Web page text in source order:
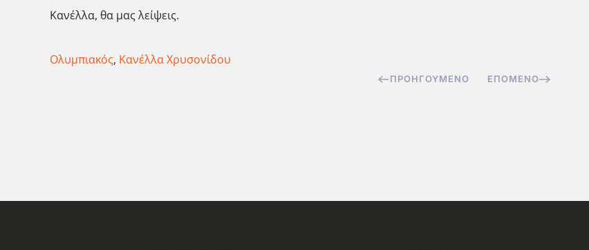
Κανέλλα, θα μας λείψεις.
Ολυμπιακός, Κανέλλα Χρυσονίδου
ΠΡΟΗΓΟΎΜΕΝΟ ΕΠΌΜΕΝΟ